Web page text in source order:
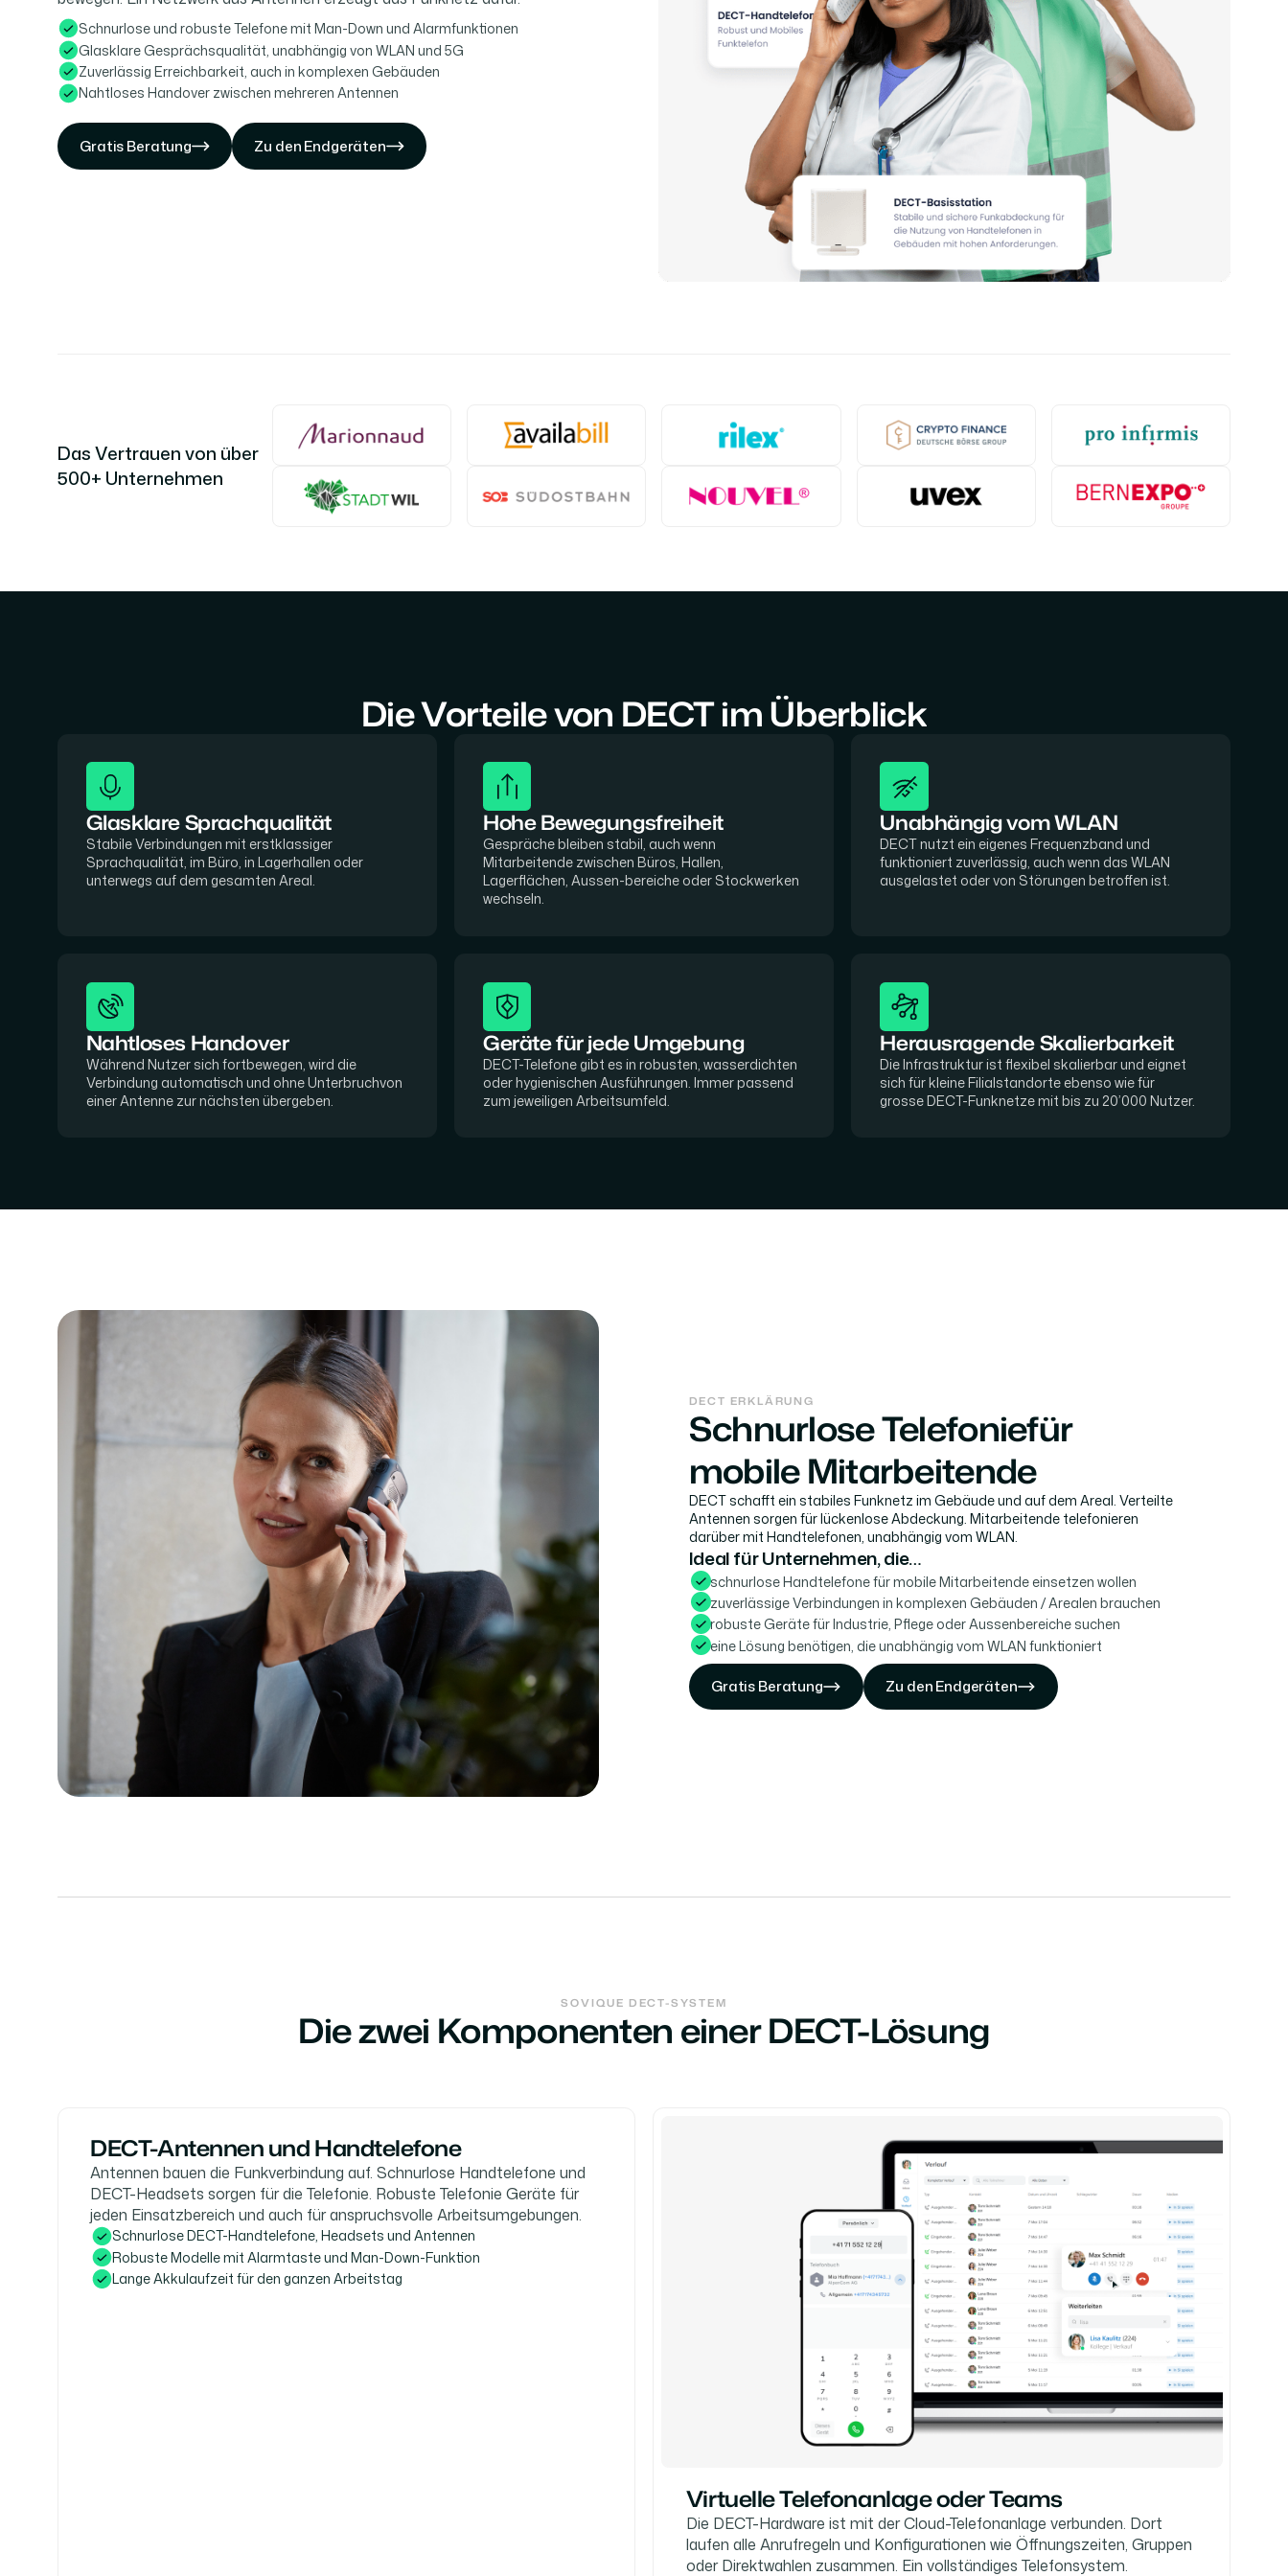
Schnurlose und robuste Telefone mit Man-Down und Alarmfunktionen
Glasklare Gesprächsqualität, unabhängig von WLAN und 5G
Zuverlässig Erreichbarkeit, auch in komplexen Gebäuden
Nahtloses Handover zwischen mehreren Antennen
Gratis Beratung
Gratis Beratung
Gratis Beratung Zu den Endgeräten
Zu den Endgeräten
Zu den Endgeräten
Das Vertrauen von über
500+ Unternehmen
Die Vorteile von DECT im Überblick
Glasklare Sprachqualität
Stabile Verbindungen mit erstklassiger
Sprachqualität, im Büro, in Lagerhallen oder
unterwegs auf dem gesamten Areal.
Hohe Bewegungsfreiheit
Gespräche bleiben stabil, auch wenn
Mitarbeitende zwischen Büros, Hallen,
Lagerflächen, Aussen-bereiche oder Stockwerken
wechseln.
Unabhängig vom WLAN
DECT nutzt ein eigenes Frequenzband und
funktioniert zuverlässig, auch wenn das WLAN
ausgelastet oder von Störungen betroffen ist.
Nahtloses Handover
Während Nutzer sich fortbewegen, wird die
Verbindung automatisch und ohne Unterbruchvon
einer Antenne zur nächsten übergeben.
Geräte für jede Umgebung
DECT-Telefone gibt es in robusten, wasserdichten
oder hygienischen Ausführungen. Immer passend
zum jeweiligen Arbeitsumfeld.
Herausragende Skalierbarkeit
Die Infrastruktur ist flexibel skalierbar und eignet
sich für kleine Filialstandorte ebenso wie für
grosse DECT-Funknetze mit bis zu 20’000 Nutzer.
DECT ERKLÄRUNG
Schnurlose Telefoniefür
mobile Mitarbeitende
DECT schafft ein stabiles Funknetz im Gebäude und auf dem Areal. Verteilte
Antennen sorgen für lückenlose Abdeckung. Mitarbeitende telefonieren
darüber mit Handtelefonen, unabhängig vom WLAN.
Ideal für Unternehmen, die…
schnurlose Handtelefone für mobile Mitarbeitende einsetzen wollen
zuverlässige Verbindungen in komplexen Gebäuden / Arealen brauchen
robuste Geräte für Industrie, Pflege oder Aussenbereiche suchen
eine Lösung benötigen, die unabhängig vom WLAN funktioniert
Gratis Beratung
Gratis Beratung
Gratis Beratung Zu den Endgeräten
Zu den Endgeräten
Zu den Endgeräten
SOVIQUE DECT-SYSTEM
Die zwei Komponenten einer DECT-Lösung
DECT-Antennen und Handtelefone
Antennen bauen die Funkverbindung auf. Schnurlose Handtelefone und
DECT-Headsets sorgen für die Telefonie. Robuste Telefonie Geräte für
jeden Einsatzbereich und auch für anspruchsvolle Arbeitsumgebungen.
Schnurlose DECT-Handtelefone, Headsets und Antennen
Robuste Modelle mit Alarmtaste und Man-Down-Funktion
Lange Akkulaufzeit für den ganzen Arbeitstag
Virtuelle Telefonanlage oder Teams
Die DECT-Hardware ist mit der Cloud-Telefonanlage verbunden. Dort
laufen alle Anrufregeln und Konfigurationen wie Öffnungszeiten, Gruppen
oder Direktwahlen zusammen. Ein vollständiges Telefonsystem.